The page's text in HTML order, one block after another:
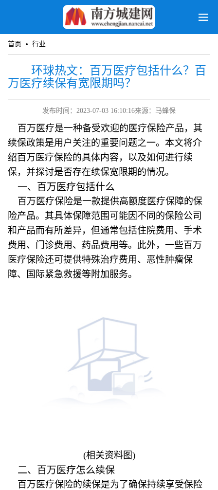
首页 行业
环球热文：百万医疗包括什么？百
万医疗续保有宽限期吗？
发布时间：2023-07-03 16:10:16来源：马蜂保
百万医疗是一种备受欢迎的医疗保险产品，其
续保政策是用户关注的重要问题之一。本文将介
绍百万医疗保险的具体内容，以及如何进行续
保，并探讨是否存在续保宽限期的情况。
一、百万医疗包括什么
百万医疗保险是一款提供高额度医疗保障的保
险产品。其具体保障范围可能因不同的保险公司
和产品而有所差异，但通常包括住院费用、手术
费用、门诊费用、药品费用等。此外，一些百万
医疗保险还可提供特殊治疗费用、恶性肿瘤保
障、国际紧急救援等附加服务。
(相关资料图)
二、百万医疗怎么续保
百万医疗保险的续保是为了确保持续享受保险